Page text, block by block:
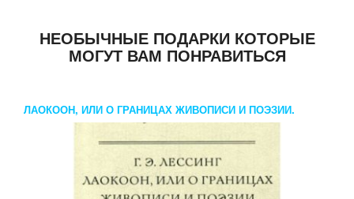
НЕОБЫЧНЫЕ ПОДАРКИ КОТОРЫЕ
МОГУТ ВАМ ПОНРАВИТЬСЯ
ЛАОКООН, ИЛИ О ГРАНИЦАХ ЖИВОПИСИ И ПОЭЗИИ.
ЛЕССИНГ Г.Э.